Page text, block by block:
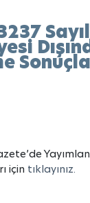
için tıklayınız.